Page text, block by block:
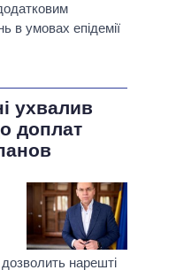
в умовах епідемії
ухвалив
доплат
нарешті